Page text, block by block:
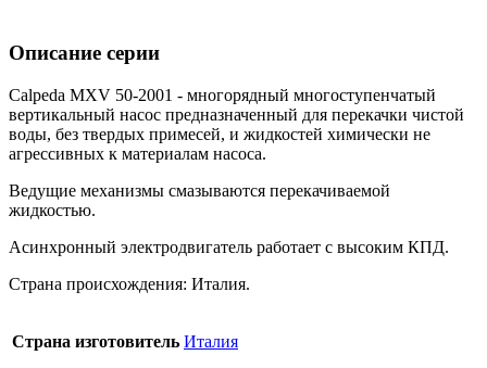
Описание серии
Calpeda MXV 50-2001 - многорядный многоступенчатый
вертикальный насос предназначенный для перекачки чистой
воды, без твердых примесей, и жидкостей химически не
агрессивных к материалам насоса.
Ведущие механизмы смазываются перекачиваемой
жидкостью.
Асинхронный электродвигатель работает с высоким КПД.
Страна происхождения: Италия.
Страна изготовитель Италия